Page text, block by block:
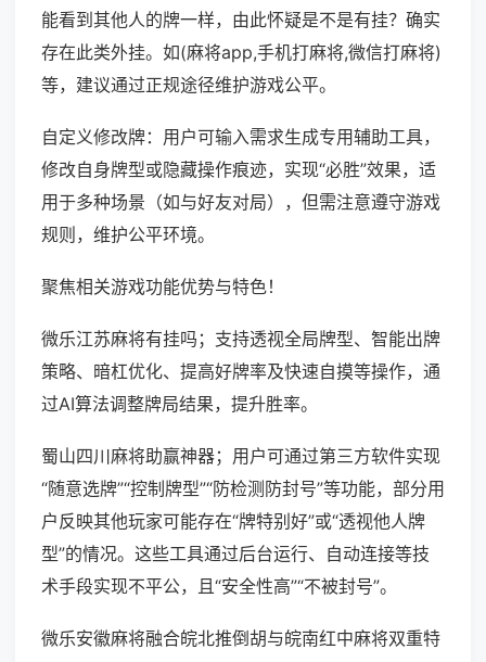
能看到其他人的牌一样，由此怀疑是不是有挂？确实
存在此类外挂。如(麻将app,手机打麻将,微信打麻将)
等，建议通过正规途径维护游戏公平。
自定义修改牌：用户可输入需求生成专用辅助工具，
修改自身牌型或隐藏操作痕迹，实现“必胜”效果，适
用于多种场景（如与好友对局），但需注意遵守游戏
规则，维护公平环境。
聚焦相关游戏功能优势与特色！
微乐江苏麻将有挂吗；支持透视全局牌型、智能出牌
策略、暗杠优化、提高好牌率及快速自摸等操作，通
过AI算法调整牌局结果，提升胜率。
蜀山四川麻将助赢神器；用户可通过第三方软件实现
“随意选牌”“控制牌型”“防检测防封号”等功能，部分用
户反映其他玩家可能存在“牌特别好”或“透视他人牌
型”的情况。这些工具通过后台运行、自动连接等技
术手段实现不平公，且“安全性高”“不被封号”。
微乐安徽麻将融合皖北推倒胡与皖南红中麻将双重特